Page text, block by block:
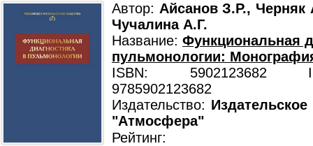
Автор: Айсанов З.Р.,
Чучалина А.Г.
Название: Функциональная
пульмонологии:
ISBN: 5902123682
9785902123682
Издательство:
"Атмосфера"
Рейтинг: